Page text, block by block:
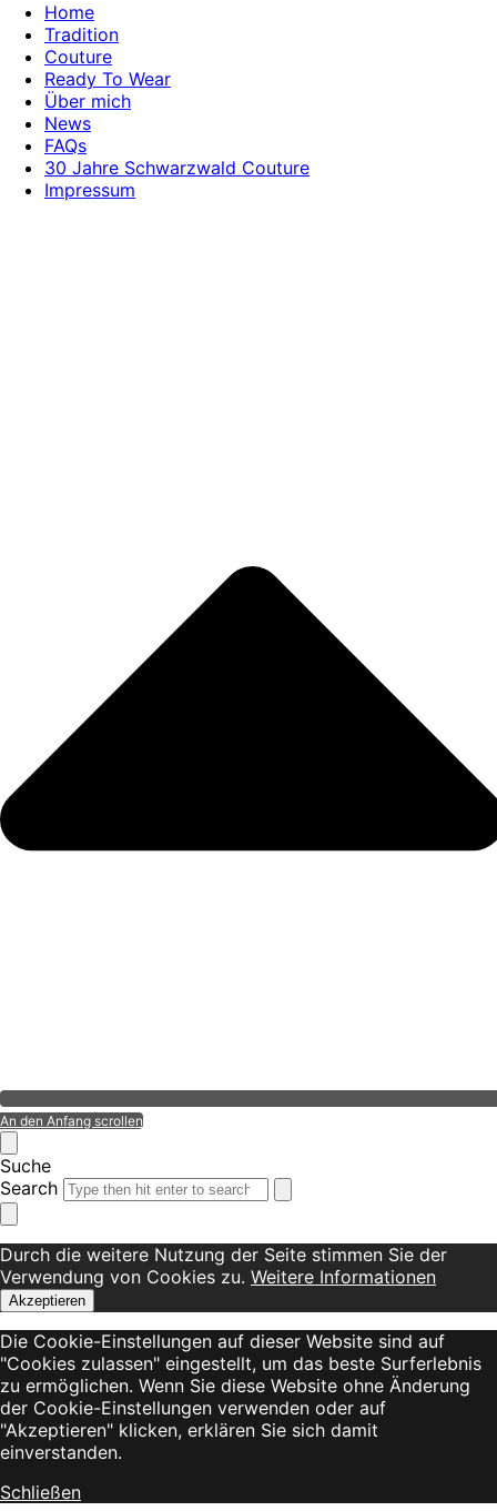
Home
Tradition
Couture
Ready To Wear
Über mich
News
FAQs
30 Jahre Schwarzwald Couture
Impressum
An den Anfang scrollen
Suche
Search
Durch die weitere Nutzung der Seite stimmen Sie der
Verwendung von Cookies zu. Weitere Informationen
Akzeptieren
Die Cookie-Einstellungen auf dieser Website sind auf
"Cookies zulassen" eingestellt, um das beste Surferlebnis
zu ermöglichen. Wenn Sie diese Website ohne Änderung
der Cookie-Einstellungen verwenden oder auf
"Akzeptieren" klicken, erklären Sie sich damit
einverstanden.
Schließen